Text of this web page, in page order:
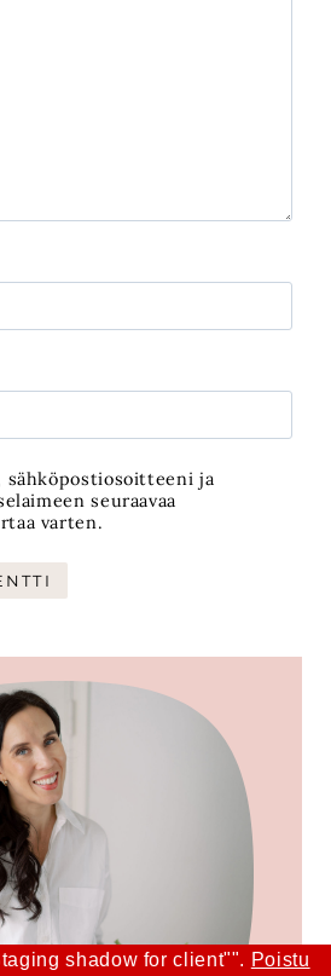
sähköpostiosoitteeni ja
seuraavaa
varten.
shadow for client"". Poistu